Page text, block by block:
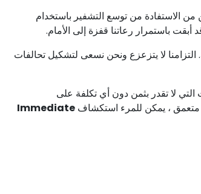
الاستفادة من توسع التشفير باستخدام
أبقت باستمرار رعاتنا قفزة إلى الأمام.
التزامنا لا يتزعزع ونحن نسعى لتشكيل تحالفات
لا تقدر بثمن دون أي تكلفة على
متعمق ، يمكن للمرء استكشاف Immediate